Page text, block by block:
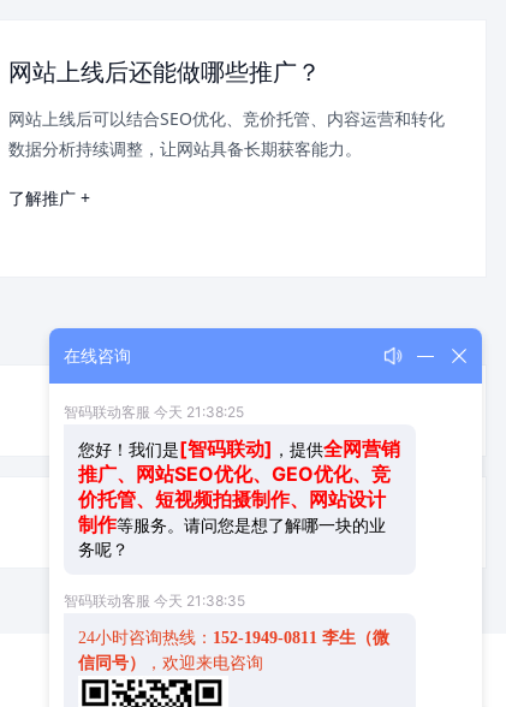
网站上线后还能做哪些推广？
网站上线后可以结合SEO优化、竞价托管、内容运营和转化
数据分析持续调整，让网站具备长期获客能力。
了解推广 +
在线咨询